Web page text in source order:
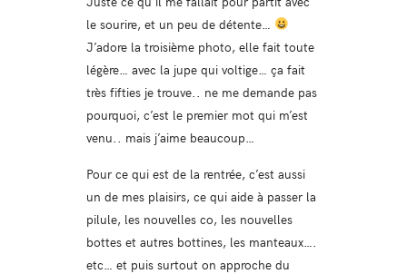
le sourire, et un peu de détente…
J’adore la troisième photo, elle fait toute
légère… avec la jupe qui voltige… ça fait
très fifties je trouve.. ne me demande pas
pourquoi, c’est le premier mot qui m’est
venu.. mais j’aime beaucoup…
Pour ce qui est de la rentrée, c’est aussi
un de mes plaisirs, ce qui aide à passer la
pilule, les nouvelles co, les nouvelles
bottes et autres bottines, les manteaux….
etc… et puis surtout on approche du